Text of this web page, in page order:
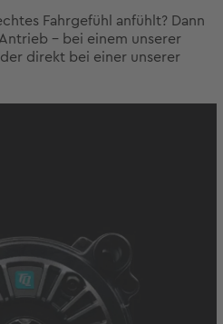
Fahrgefühl anfühlt? Dann
– bei einem unserer
direkt bei einer unserer